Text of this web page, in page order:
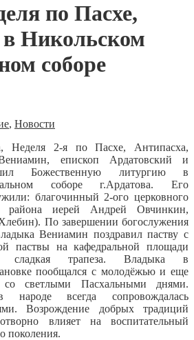
по Пасхе,
Никольском
соборе
, Новости
Неделя 2-я по Пасхе, Антипасха,
епископ Ардатовский и
Божественную литургию в
соборе г.Ардатова. Его
благочинный 2-ого церковного
района иерей Андрей Овчинкин,
По завершении богослужения
Вениамин поздравил паству с
паствы на кафедральной площади
сладкая трапеза. Владыка в
пообщался с молодёжью и еще
со светлыми Пасхальными днями.
всегда сопровождалась
Возрождение добрых традиций
влияет на воспитательный
поколения.